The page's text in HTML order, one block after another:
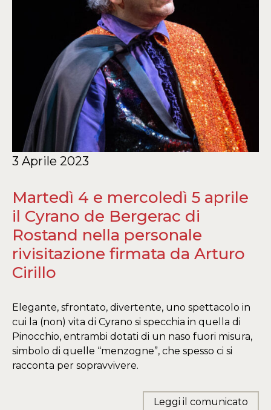
3 Aprile 2023
Martedì 4 e mercoledì 5 aprile
il Cyrano de Bergerac di
Rostand nella personale
rivisitazione firmata da Arturo
Cirillo
Elegante, sfrontato, divertente, uno spettacolo in
cui la (non) vita di Cyrano si specchia in quella di
Pinocchio, entrambi dotati di un naso fuori misura,
simbolo di quelle “menzogne”, che spesso ci si
racconta per sopravvivere.
Leggi il comunicato